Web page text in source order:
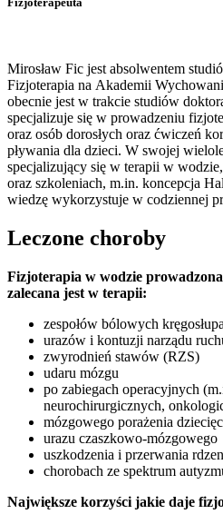
Mirosław Fic jest absolwentem
Fizjoterapia na Akademii
obecnie jest w trakcie studiów
specjalizuje się w prowadzeniu
oraz osób dorosłych oraz ćwiczeń
pływania dla dzieci. W swojej
specjalizujący się w terapii w
oraz szkoleniach, m.in. koncepcja
wiedzę wykorzystuje w codziennej
Leczone choroby
Fizjoterapia w wodzie
zalecana jest w terapii:
zespołów bólowych
urazów i kontuzji narządu
zwyrodnień stawów (RZS)
udaru mózgu
po zabiegach operacyjnych
neurochirurgicznych,
mózgowego porażenia
urazu czaszkowo-mózgowego
uszkodzenia i przerwania
chorobach ze spektrum
Największe korzyści jakie daje